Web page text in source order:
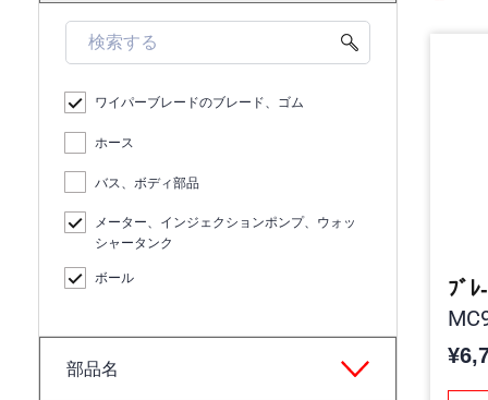
ワイパーブレードのブレード、ゴム
ホース
バス、ボディ部品
メーター、インジェクションポンプ、ウォッ
シャータンク
ボール
部品名
ﾌﾞﾚ